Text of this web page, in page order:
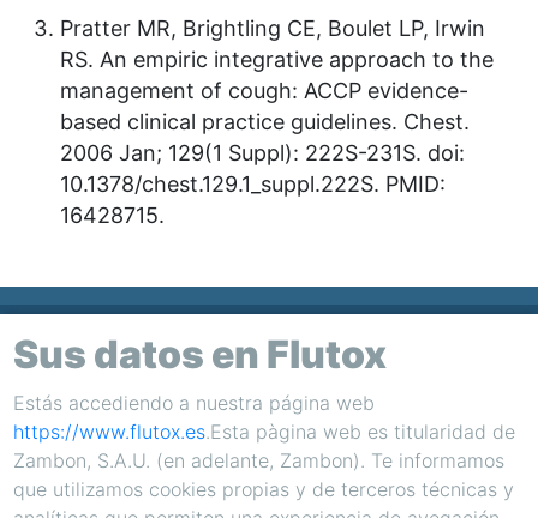
Pratter MR, Brightling CE, Boulet LP, Irwin
RS. An empiric integrative approach to the
management of cough: ACCP evidence-
based clinical practice guidelines. Chest.
2006 Jan; 129(1 Suppl): 222S-231S. doi:
10.1378/chest.129.1_suppl.222S. PMID:
16428715.
FooterCondiciones de uso
Política de Cookies
Política de Privacidad
Farmacovigilancia
Sus datos en Flutox
Estás accediendo a nuestra página web
https://www.flutox.es.Esta pàgina web es titularidad de
Zambon, S.A.U. (en adelante, Zambon). Te informamos
que utilizamos cookies propias y de terceros técnicas y